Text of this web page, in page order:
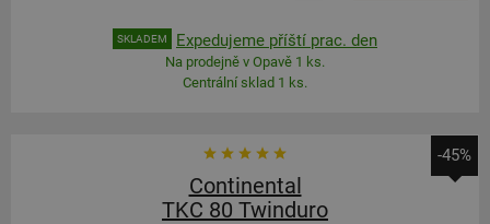
SKLADEM Expedujeme příští prac. den
Na prodejně v Opavě 1 ks.
Centrální sklad 1 ks.
-45%
Continental
TKC 80 Twinduro